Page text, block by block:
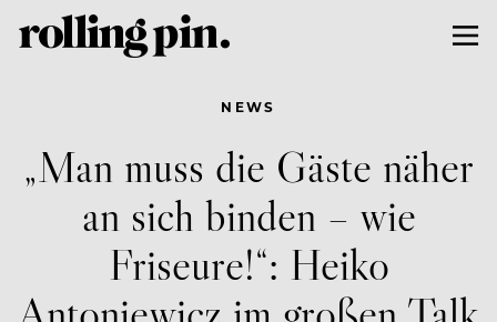
NEWS
„Man muss die Gäste näher
an sich binden – wie
Friseure!“: Heiko